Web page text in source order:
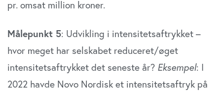
pr. omsat million kroner.
Målepunkt 5: Udvikling i intensitetsaftrykket –
hvor meget har selskabet reduceret/øget
intensitetsaftrykket det seneste år? Eksempel: I
2022 havde Novo Nordisk et intensitetsaftryk på